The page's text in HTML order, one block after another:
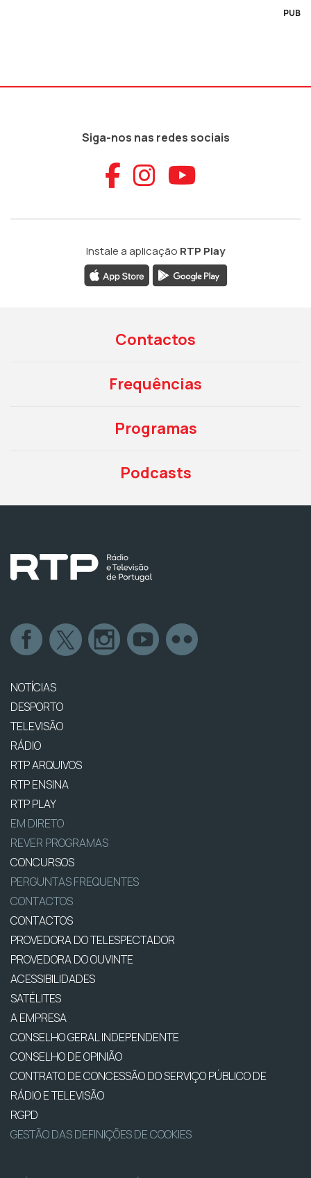
PUB
Siga-nos nas redes sociais
Aceder ao
Aceder ao
Aceder
Instale a aplicação RTP Play
Contactos
Frequências
Programas
Podcasts
NOTÍCIAS
DESPORTO
TELEVISÃO
RÁDIO
RTP ARQUIVOS
RTP ENSINA
RTP PLAY
EM DIRETO
REVER PROGRAMAS
CONCURSOS
PERGUNTAS FREQUENTES
CONTACTOS
CONTACTOS
PROVEDORA DO TELESPECTADOR
PROVEDORA DO OUVINTE
ACESSIBILIDADES
SATÉLITES
A EMPRESA
CONSELHO GERAL INDEPENDENTE
CONSELHO DE OPINIÃO
CONTRATO DE CONCESSÃO DO SERVIÇO PÚBLICO DE
RÁDIO E TELEVISÃO
RGPD
GESTÃO DAS DEFINIÇÕES DE COOKIES